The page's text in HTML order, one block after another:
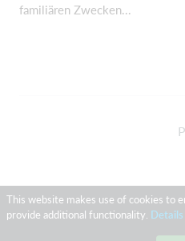
familiären Zwecken...
This website makes use of cookies to
provide additional functionality. Details